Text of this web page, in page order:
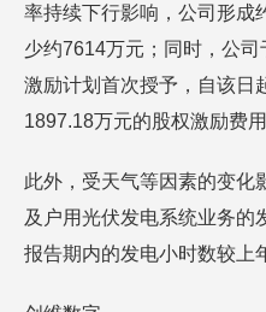
率持续下行影响，公司形成
少约7614万元；同时，公
激励计划首次授予，自该日
1897.18万元的股权激励费用
此外，受天气等因素的变化
及户用光伏发电系统业务的
报告期内的发电小时数较上